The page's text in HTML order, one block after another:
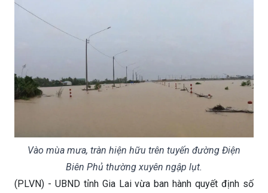
Vào mùa mưa, tràn hiện hữu trên tuyến đường Điện
Biên Phủ thường xuyên ngập lụt.
(PLVN) - UBND tỉnh Gia Lai vừa ban hành quyết định số
1865 phê duyệt các giải pháp tăng cường và lộ trình thực
hiện hệ thống tiêu thoát lũ hạ du sông Hà Thanh khu vực